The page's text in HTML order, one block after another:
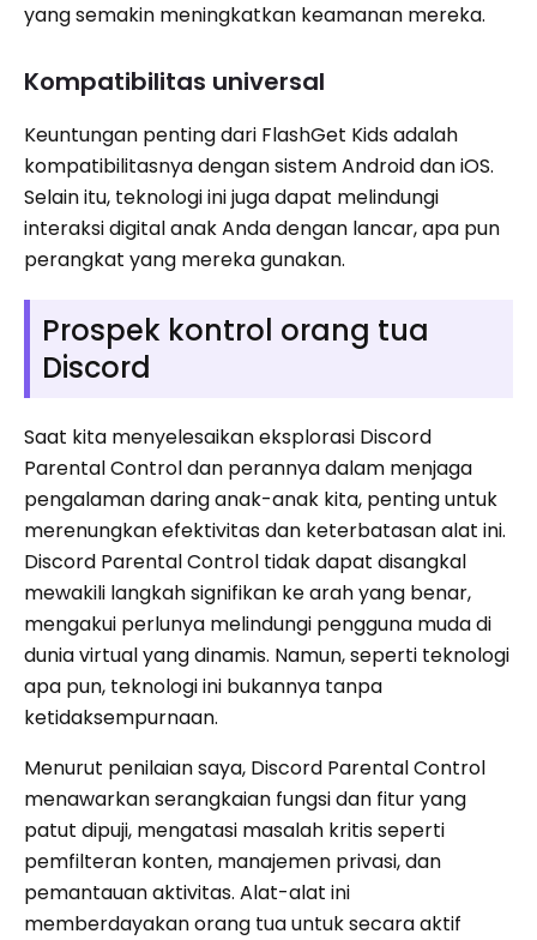
yang semakin meningkatkan keamanan mereka.
Kompatibilitas universal
Keuntungan penting dari FlashGet Kids adalah
kompatibilitasnya dengan sistem Android dan iOS.
Selain itu, teknologi ini juga dapat melindungi
interaksi digital anak Anda dengan lancar, apa pun
perangkat yang mereka gunakan.
Prospek kontrol orang tua
Discord
Saat kita menyelesaikan eksplorasi Discord
Parental Control dan perannya dalam menjaga
pengalaman daring anak-anak kita, penting untuk
merenungkan efektivitas dan keterbatasan alat ini.
Discord Parental Control tidak dapat disangkal
mewakili langkah signifikan ke arah yang benar,
mengakui perlunya melindungi pengguna muda di
dunia virtual yang dinamis. Namun, seperti teknologi
apa pun, teknologi ini bukannya tanpa
ketidaksempurnaan.
Menurut penilaian saya, Discord Parental Control
menawarkan serangkaian fungsi dan fitur yang
patut dipuji, mengatasi masalah kritis seperti
pemfilteran konten, manajemen privasi, dan
pemantauan aktivitas. Alat-alat ini
memberdayakan orang tua untuk secara aktif